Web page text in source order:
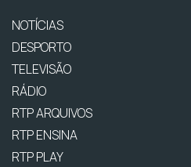
NOTÍCIAS
DESPORTO
TELEVISÃO
RÁDIO
RTP ARQUIVOS
RTP ENSINA
RTP PLAY